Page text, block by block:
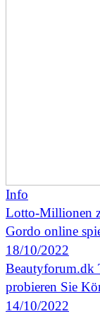
Info
Lotto-Millionen
Gordo online
18/10/2022
Beautyforum.dk
probieren Sie
14/10/2022